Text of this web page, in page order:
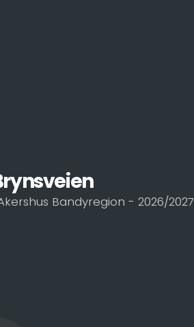
Bandyregion - 2026/2027